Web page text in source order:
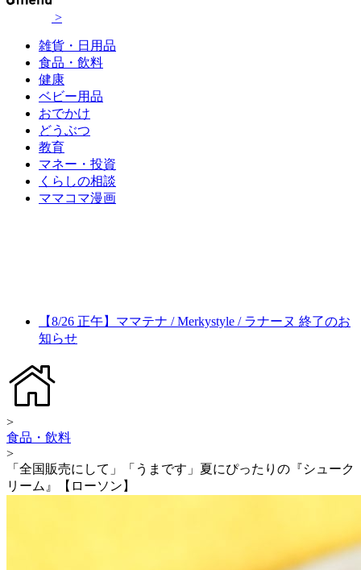
>
雑貨・日用品
食品・飲料
健康
ベビー用品
おでかけ
どうぶつ
教育
マネー・投資
くらしの相談
ママコマ漫画
【8/26 正午】ママテナ / Merkystyle / ラナーヌ 終了のお
知らせ
>
食品・飲料
>
「全国販売にして」「うまです」夏にぴったりの『シューク
リーム』【ローソン】